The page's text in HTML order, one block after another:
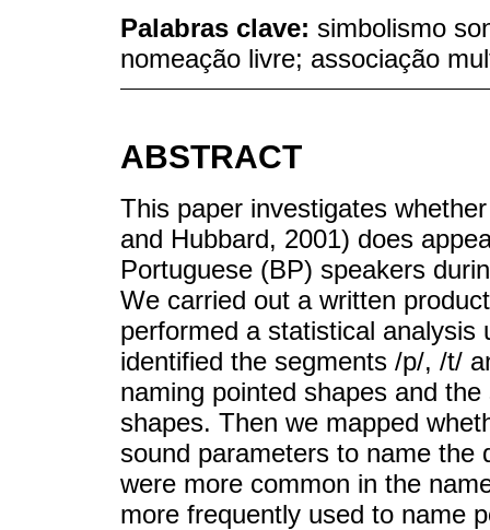
Palabras clave: simbolismo
nomeação livre; associação
ABSTRACT
This paper investigates
and Hubbard, 2001) does
Portuguese (BP) speakers
We carried out a written
performed a statistical analysis
identified the segments /p/, /t/
naming pointed shapes and
shapes. Then we mapped
sound parameters to name the
were more common in the
more frequently used to name